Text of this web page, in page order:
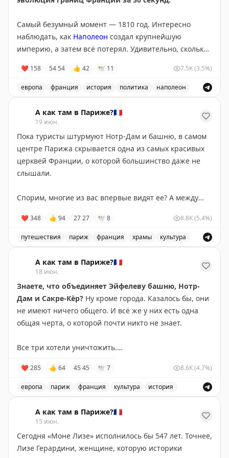
•Cigarettes russes(русские сигареты) – печенье из
тонкого теста, свернутое в трубочку. Считается, что
по диагонали, оттуда пошло название.
•Poupée russe(русская кукла) – матрешка.
Charlotte russe
десерт с кремом, украшенный по диаметру печеньем
савоярди.
• В Бельгии популярный напиток
#русскиевпариже
Самый безумный момент — 1810 год. Интересно
наблюдать, как Наполеон создал крупнейшую
империю, а затем всё потерял. Удивительно, сколько
такой короткий срок.
#профранцузов
❤ 158 5454 👍 42 🕊 11 7.5K(3.5%)
европа франция история политика наполеон
А как там в Париже?🇫🇷
19 июн.
Пока туристы штурмуют Нотр-Дам и башню, в самом
центре Парижа скрывается одна из самых красивых
церквей Франции, о которой большинство даже не
слышали.
Спорим, многие из вас впервые видят ее? А между
Люксембургского сада, попасть сюда можно без
очередей, билет стоит 5 €.
История её появления достойна романа. После 23 лет
брака Анна Австрийская так и не смогла подарить
Людовику XIII наследника. Отчаявшись, королева
дала обет: если Бог подарит ей сына, она построит
величественный храм. В 1638 году родился будущий
Людовик XIV, которого даже назвали Луи-Дьедонне —
лет, именно он лично заложил первый камень
Автором первого проекта стал Франсуа Мансар, один
из самых знаменитых французских архитекторов XVII
появились знаменитые мансарды, названные в его
Но главное сокровище Валь-де-Грас ждёт внутри.
❤ 348 👍 94 2727 🕊 8 8.8K(5.4%)
путешествия париж франция храмы культура
А как там в Париже?🇫🇷
18 июн.
Знаете, что объединяет Эйфелеву башню, Нотр-
Дам и Сакре-Кёр? Ну кроме города. Казалось бы, они
не имеют ничего общего. И всё же у них есть одна
общая черта, о которой почти никто не знает.
Все три хотели уничтожить.
• Эйфелеву башню должны были разобрать через 20
лет в 1909 году, когда истекал срок её эксплуатации.
• Нотр-Дам после Французской революции находился
в плачевном состоянии и
• А Сакре-Кёр ещё даже не была достроена, когда в
❤ 285 👍 64 45 45 🕊 7 8.6K(4.7%)
европа париж франция культура история
А как там в Париже?🇫🇷
15 июн.
Сегодня «Моне Лизе» исполнилось бы 547 лет. Точнее,
Лизе Герардини, женщине, которую историки